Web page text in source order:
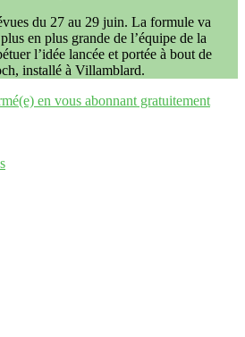
du 27 au 29 juin. La formule va
en plus grande de l’équipe de la
l’idée lancée et portée à bout de
installé à Villamblard.
en vous abonnant gratuitement